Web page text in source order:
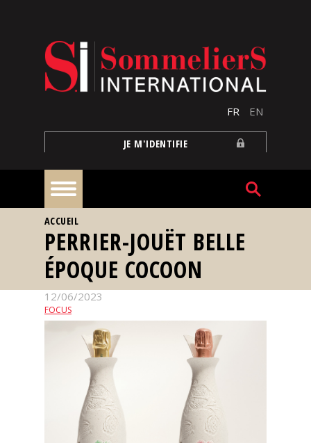
FR EN
JE M'IDENTIFIE
À
la
une
Reportages
événements
Spiritueux
Notes
VOUS ÊTES ICI
ACCUEIL
PERRIER-JOUËT BELLE
ÉPOQUE COCOON
12/06/2023
FOCUS